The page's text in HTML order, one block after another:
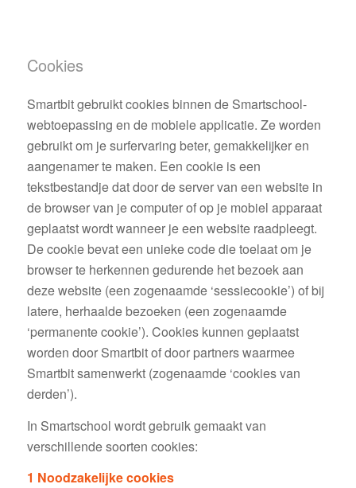
Cookies
Smartbit gebruikt cookies binnen de Smartschool-
webtoepassing en de mobiele applicatie. Ze worden
gebruikt om je surfervaring beter, gemakkelijker en
aangenamer te maken. Een cookie is een
tekstbestandje dat door de server van een website in
de browser van je computer of op je mobiel apparaat
geplaatst wordt wanneer je een website raadpleegt.
De cookie bevat een unieke code die toelaat om je
browser te herkennen gedurende het bezoek aan
deze website (een zogenaamde ‘sessiecookie’) of bij
latere, herhaalde bezoeken (een zogenaamde
‘permanente cookie’). Cookies kunnen geplaatst
worden door Smartbit of door partners waarmee
Smartbit samenwerkt (zogenaamde ‘cookies van
derden’).
In Smartschool wordt gebruik gemaakt van
verschillende soorten cookies:
1 Noodzakelijke cookies